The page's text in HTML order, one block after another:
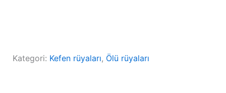
Kategori: Kefen rüyaları, Ölü rüyaları